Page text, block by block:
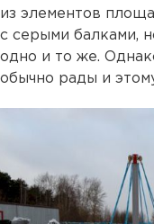
из элементов
с серыми балками,
одно и то же.
обычно рады и